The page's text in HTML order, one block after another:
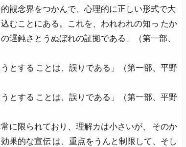
観念界をつかんで、心理的に正しい形式で大
むことにある。これを、われわれの知っ たか
遅鈍さとうぬぼれの証拠である」（第一部、
とする ことは、誤りである」（第一部、平野
とする ことは、誤りである」（第一部、平野
に限られており、理解カは小さいが、 そのか
果的な宣伝 は、重点をうんと制限して、そし